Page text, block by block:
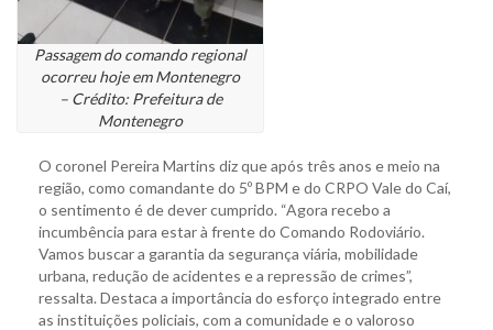
Passagem do comando regional
ocorreu hoje em Montenegro
– Crédito: Prefeitura de
Montenegro
O coronel Pereira Martins diz que após três anos e meio na
região, como comandante do 5º BPM e do CRPO Vale do Caí,
o sentimento é de dever cumprido. “Agora recebo a
incumbência para estar à frente do Comando Rodoviário.
Vamos buscar a garantia da segurança viária, mobilidade
urbana, redução de acidentes e a repressão de crimes”,
ressalta. Destaca a importância do esforço integrado entre
as instituições policiais, com a comunidade e o valoroso